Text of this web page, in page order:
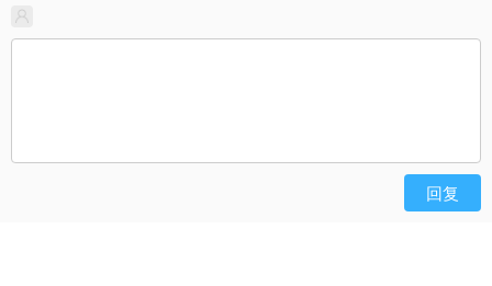
屌絲襪動漫傳情2 Emoji Mojo Emoji Baby Emoji Smelly Cat
Emoji Rico Wanzi Animation Mr Rabbit Animation for SayHi Bean Animation for SayHi
回复